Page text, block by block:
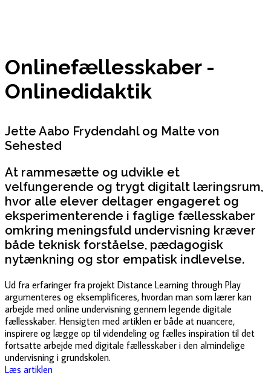
Onlinefællesskaber -
Onlinedidaktik
Jette Aabo Frydendahl og Malte von
Sehested
At rammesætte og udvikle et
velfungerende og trygt digitalt læringsrum,
hvor alle elever deltager engageret og
eksperimenterende i faglige fællesskaber
omkring meningsfuld undervisning kræver
både teknisk forståelse, pædagogisk
nytænkning og stor empatisk indlevelse.
Ud fra erfaringer fra projekt Distance Learning through Play
argumenteres og eksemplificeres, hvordan man som lærer kan
arbejde med online undervisning gennem legende digitale
fællesskaber. Hensigten med artiklen er både at nuancere,
inspirere og lægge op til videndeling og fælles inspiration til det
fortsatte arbejde med digitale fællesskaber i den almindelige
undervisning i grundskolen.
Læs artiklen